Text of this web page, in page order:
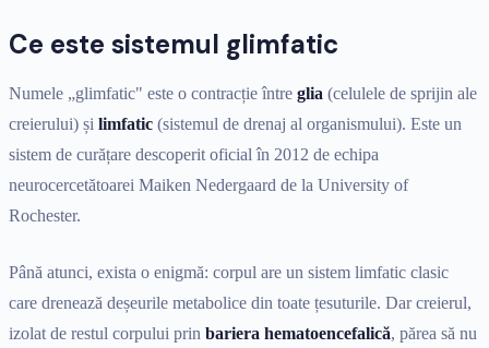
Ce este sistemul glimfatic
Numele „glimfatic" este o contracție între glia (celulele de sprijin ale
creierului) și limfatic (sistemul de drenaj al organismului). Este un
sistem de curățare descoperit oficial în 2012 de echipa
neurocercetătoarei Maiken Nedergaard de la University of
Rochester.
Până atunci, exista o enigmă: corpul are un sistem limfatic clasic
care drenează deșeurile metabolice din toate țesuturile. Dar creierul,
izolat de restul corpului prin bariera hematoencefalică, părea să nu